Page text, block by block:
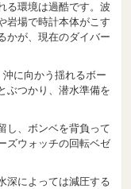
る環境は過酷です。波
岩場で時計本体がこす
かが、現在のダイバー
に向かう揺れるボー
ぶつかり、潜水準備を
し、ボンベを背負って
ズウォッチの回転ベゼ
深によっては減圧する